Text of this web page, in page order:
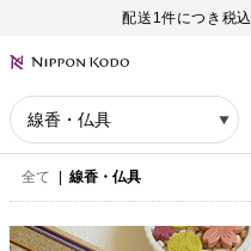
配送1件につき税
全て 線香・仏具